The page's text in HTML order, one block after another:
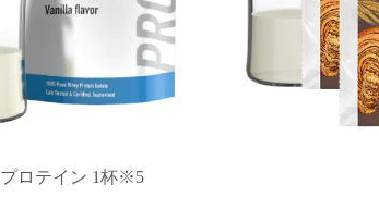
プロテイン 1杯※5